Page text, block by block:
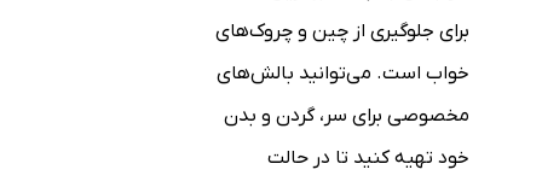
برای جلوگیری از چین و چروک‌های
خواب است. می‌توانید بالش‌های
مخصوصی برای سر، گردن و بدن
خود تهیه کنید تا در حالت